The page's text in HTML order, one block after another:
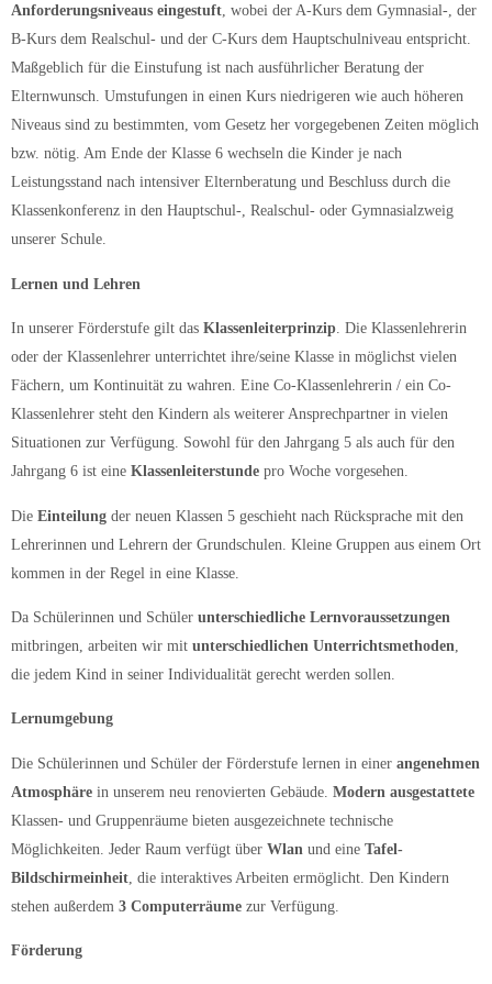
Anforderungsniveaus eingestuft , wobei der A-Kurs dem Gymnasial-, der
B-Kurs dem Realschul- und der C-Kurs dem Hauptschulniveau entspricht.
Maßgeblich für die Einstufung ist nach ausführlicher Beratung der
Elternwunsch. Umstufungen in einen Kurs niedrigeren wie auch höheren
Niveaus sind zu bestimmten, vom Gesetz her vorgegebenen Zeiten möglich
bzw. nötig. Am Ende der Klasse 6 wechseln die Kinder je nach
Leistungsstand nach intensiver Elternberatung und Beschluss durch die
Klassenkonferenz in den Hauptschul-, Realschul- oder Gymnasialzweig
unserer Schule.
Lernen und Lehren
In unserer Förderstufe gilt das Klassenleiterprinzip . Die Klassenlehrerin
oder der Klassenlehrer unterrichtet ihre/seine Klasse in möglichst vielen
Fächern, um Kontinuität zu wahren. Eine Co-Klassenlehrerin / ein Co-
Klassenlehrer steht den Kindern als weiterer Ansprechpartner in vielen
Situationen zur Verfügung. Sowohl für den Jahrgang 5 als auch für den
Jahrgang 6 ist eine Klassenleiterstunde pro Woche vorgesehen.
Die Einteilung der neuen Klassen 5 geschieht nach Rücksprache mit den
Lehrerinnen und Lehrern der Grundschulen. Kleine Gruppen aus einem Ort
kommen in der Regel in eine Klasse.
Da Schülerinnen und Schüler unterschiedliche Lernvoraussetzungen
mitbringen, arbeiten wir mit unterschiedlichen Unterrichtsmethoden
die jedem Kind in seiner Individualität gerecht werden sollen.
Lernumgebung
Die Schülerinnen und Schüler der Förderstufe lernen in einer angenehmen
Atmosphäre in unserem neu renovierten Gebäude. Modern ausgestattete
Klassen- und Gruppenräume bieten ausgezeichnete technische
Möglichkeiten. Jeder Raum verfügt über Wlan und eine Tafel-
Bildschirmeinheit , die interaktives Arbeiten ermöglicht. Den Kindern
stehen außerdem 3 Computerräume zur Verfügung.
Förderung